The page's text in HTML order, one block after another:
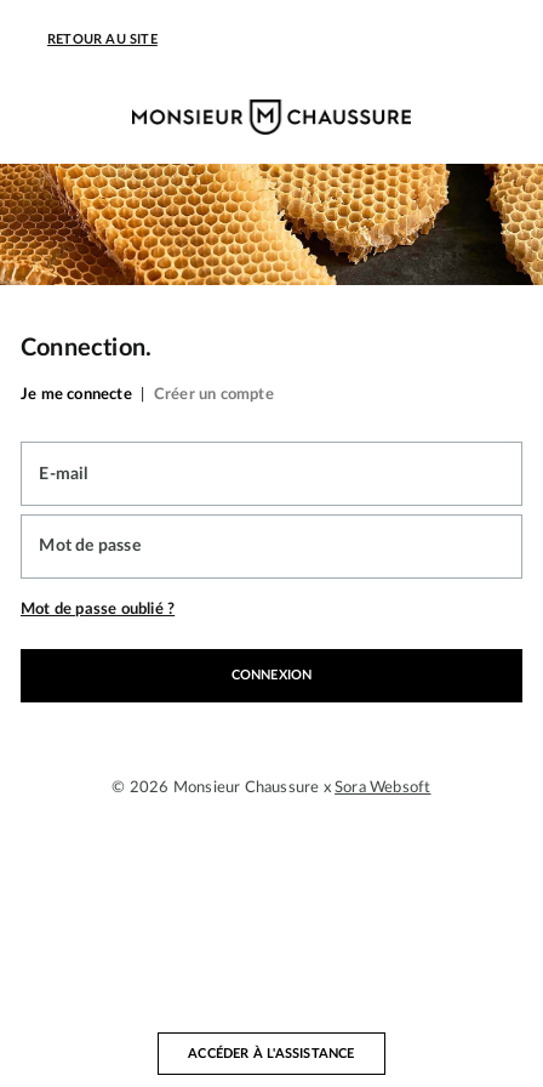
RETOUR AU SITE
Connection.
Je me connecte Créer un compte
E-mail
Mot de passe
Mot de passe oublié ?
CONNEXION
© 2026 Monsieur Chaussure xSora Websoft
ACCÉDER À L'ASSISTANCE